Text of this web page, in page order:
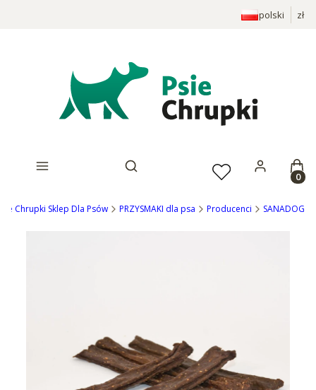
polski zł
Otwórz wyszukiwarkę
Chrupki Sklep Dla Psów PRZYSMAKI dla psa Producenci SANADOG